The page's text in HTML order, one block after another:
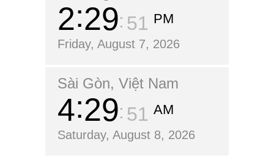
2 29 52 PM
Friday, August 7, 2026
Sài Gòn, Việt Nam
4 29 52 AM
Saturday, August 8, 2026